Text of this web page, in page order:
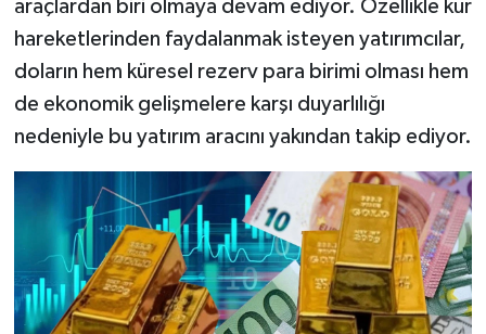
araçlardan biri olmaya devam ediyor. Özellikle kur
hareketlerinden faydalanmak isteyen yatırımcılar,
doların hem küresel rezerv para birimi olması hem
de ekonomik gelişmelere karşı duyarlılığı
nedeniyle bu yatırım aracını yakından takip ediyor.